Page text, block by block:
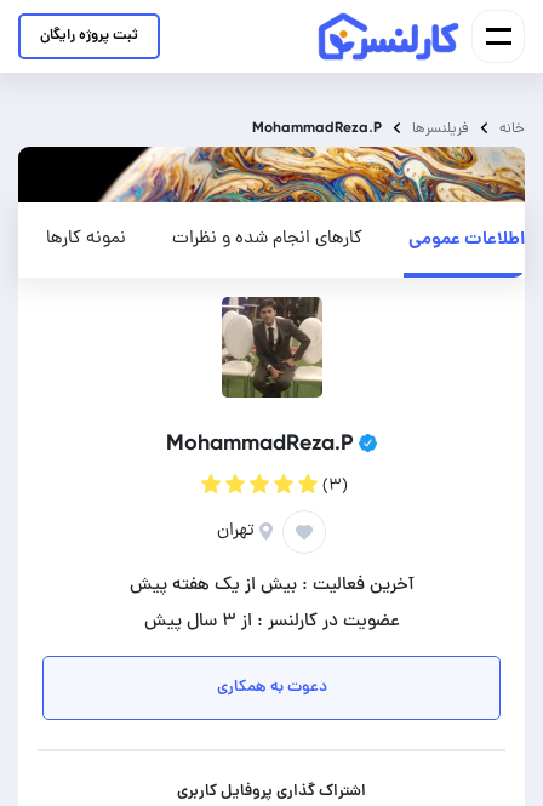
ثبت پروژه رایگان
خانه فریلنسرها MohammadReza.P
نمونه کارها کارهای انجام شده و نظرات اطلاعات عمومی
MohammadReza.P
(۳)
تهران
آخرین فعالیت : بیش از یک هفته پیش
عضویت در کارلنسر : از ۳ سال پیش
دعوت به همکاری
اشتراک گذاری پروفایل کاربری